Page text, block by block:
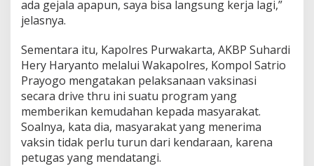
ada gejala apapun, saya bisa langsung kerja lagi,”
jelasnya.
Sementara itu, Kapolres Purwakarta, AKBP Suhardi
Hery Haryanto melalui Wakapolres, Kompol Satrio
Prayogo mengatakan pelaksanaan vaksinasi
secara drive thru ini suatu program yang
memberikan kemudahan kepada masyarakat.
Soalnya, kata dia, masyarakat yang menerima
vaksin tidak perlu turun dari kendaraan, karena
petugas yang mendatangi.